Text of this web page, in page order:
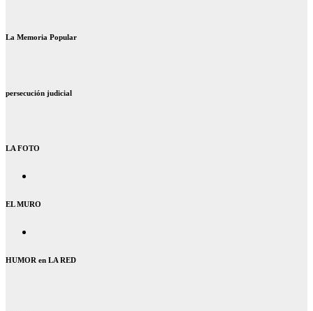
La Memoria Popular
persecución judicial
LA FOTO
EL MURO
HUMOR en LA RED